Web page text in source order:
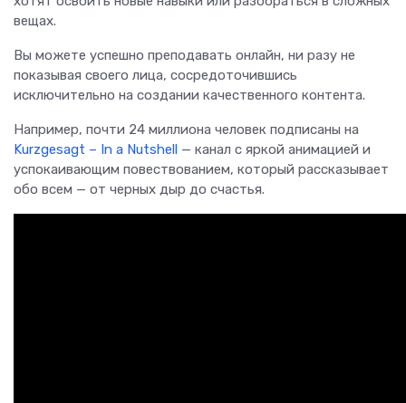
вещах.
Вы можете успешно преподавать онлайн, ни разу не
показывая своего лица, сосредоточившись
исключительно на создании качественного контента.
Например, почти 24 миллиона человек подписаны на
Kurzgesagt – In a Nutshell — канал с яркой анимацией и
успокаивающим повествованием, который рассказывает
обо всем — от черных дыр до счастья.